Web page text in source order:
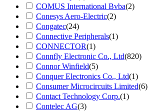
COMUS International Bvba(2)
Conesys Aero-Electric(2)
Congatec(24)
Connective Peripherals(1)
CONNECTOR(1)
Connfly Electronic Co., Ltd(820)
Connor Winfield(5)
Conquer Electronics Co., Ltd(1)
Consumer Microcircuits Limited(6)
Contact Technology Corp.(1)
Contelec AG(3)